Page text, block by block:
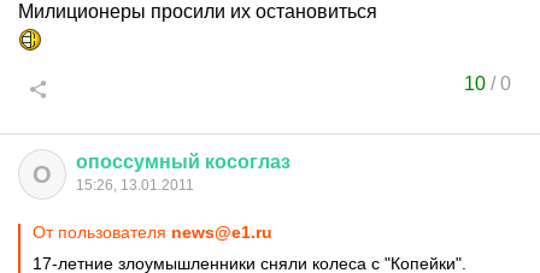
Милиционеры просили их остановиться
10 /0
О опоссумный косоглаз
15:26, 13.01.2011
От пользователя news@e1.ru
17-летние злоумышленники сняли колеса с "Копейки".